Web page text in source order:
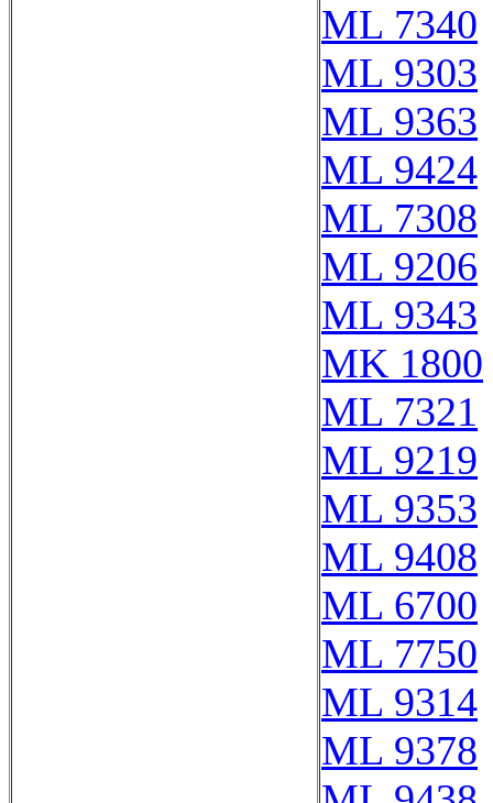
ML 7340
ML 9303
ML 9363
ML 9424
ML 7308
ML 9206
ML 9343
MK 1800
ML 7321
ML 9219
ML 9353
ML 9408
ML 6700
ML 7750
ML 9314
ML 9378